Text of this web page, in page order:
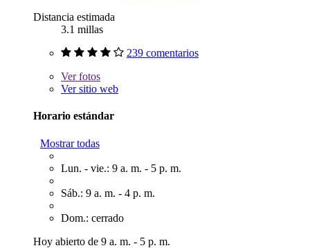
Distancia estimada
3.1 millas
239 comentarios
Verfotos
Ver sitio web
Horario estándar
Mostrar todas
Lun. - vie.: 9 a. m. - 5 p. m.
Sáb.: 9 a. m. - 4 p. m.
Dom.: cerrado
Hoy abierto de 9 a. m. - 5 p. m.